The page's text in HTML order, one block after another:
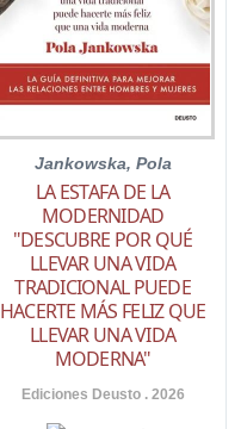
Jankowska, Pola
LA ESTAFA DE LA
MODERNIDAD
"DESCUBRE POR QUÉ
LLEVAR UNA VIDA
TRADICIONAL PUEDE
HACERTE MÁS FELIZ QUE
LLEVAR UNA VIDA
MODERNA"
Ediciones Deusto . 2026